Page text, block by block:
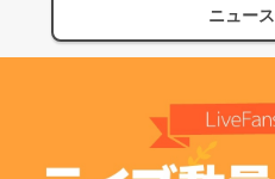
ニュー